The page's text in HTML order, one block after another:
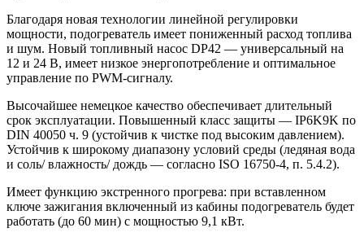
Благодаря новая технологии линейной регулировки
мощности, подогреватель имеет пониженный расход топлива
и шум. Новый топливный насос DP42 — универсальный на
12 и 24 В, имеет низкое энергопотребление и оптимальное
управление по PWM-сигналу.
Высочайшее немецкое качество обеспечивает длительный
срок эксплуатации. Повышенный класс защиты — IP6K9K по
DIN 40050 ч. 9 (устойчив к чистке под высоким давлением).
Устойчив к широкому диапазону условий среды (ледяная вода
и соль/ влажность/ дождь — согласно ISO 16750-4, п. 5.4.2).
Имеет функцию экстренного прогрева: при вставленном
ключе зажигания включенный из кабины подогреватель будет
работать (до 60 мин) с мощностью 9,1 кВт.